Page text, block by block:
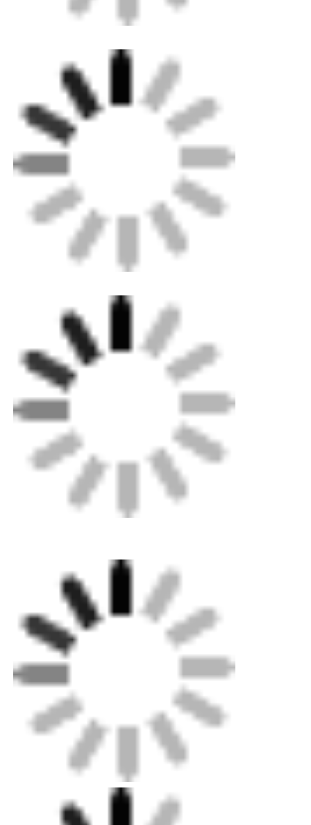
Câu hỏi thường gặp
Q1: Tôi tự hỏi nếu bạn chấp nhận đơn đặt hàng nhỏ?
A1: Đừng lo lắng. Xin vui lòng tự do liên hệ với chúng
tôi. Để có được nhiều đơn đặt hàng hơn, bao gồm cả
giao hàng theo yêu cầu, chúng tôi chấp nhận đơn đặt
hàng nhỏ.
Q2: Bạn có thể gửi sản phẩm đến đất nước của tôi
A2: Tất nhiên là có thể. Nếu bạn không có đại lý vận
chuyển của riêng bạn, chúng tôi có thể giúp bạn.